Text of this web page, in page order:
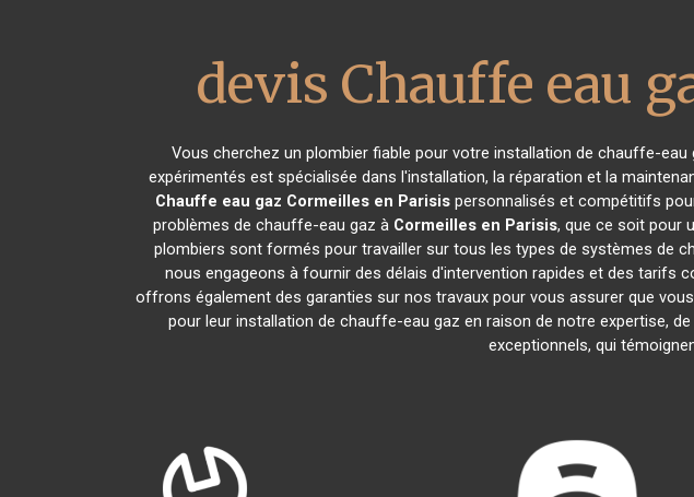
devis Chauffe eau
Vous cherchez un plombier fiable pour votre installation de chauffe-eau
expérimentés est spécialisée dans l'installation, la réparation et la
Chauffe eau gaz Cormeilles en Parisispersonnalisés et compétitifs
problèmes de chauffe-eau gaz à Cormeilles en Parisis, que ce soit pour
plombiers sont formés pour travailler sur tous les types de systèmes de
nous engageons à fournir des délais d'intervention rapides et des tarifs
offrons également des garanties sur nos travaux pour vous assurer que
pour leur installation de chauffe-eau gaz en raison de notre expertise,
exceptionnels, qui